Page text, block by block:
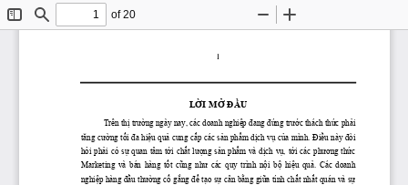
ToggleFind
of 20
Zoom
1
LỜI MỞ ĐẦU
Trên thị trường ngày nay, các doanh nghiệp đang đứng trước thách thức phải
tăng cường tối đa hiệu quả cung cấp các sản phẩm dịch vụ của mình. Điều này đòi
hỏi phải
  có
sự
  quan  tâm
tới chất lượng sản phẩm
  và
dịch vụ, tới
  các
phương thức
Marketing  và  bán  hàng tốt cũng như
  các  quy  trình
nội bộ hiệu quả.
  Các  doanh
nghiệp hàng đầu thường cố gắng để tạo sự cân bằng giữa tính chất nhất quán và sự